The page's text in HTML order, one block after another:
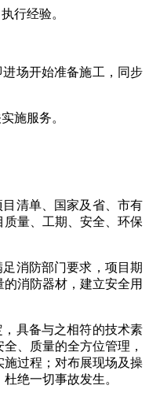
行经验。
场开始准备施工，同步
施服务。
清单、国家及省、市有
量、工期、安全、环保
消防部门要求，项目期
消防器材，建立安全用
具备与之相符的技术素
、质量的全方位管理，
过程；对布展现场及操
绝一切事故发生。